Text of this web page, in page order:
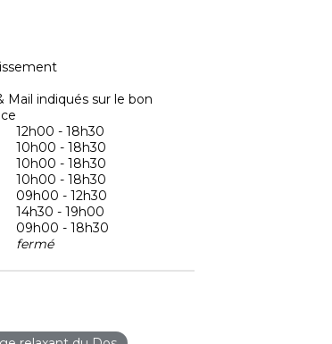
Mail indiqués sur le bon
12h00 - 18h30
10h00 - 18h30
10h00 - 18h30
10h00 - 18h30
09h00 - 12h30
14h30 - 19h00
09h00 - 18h30
fermé